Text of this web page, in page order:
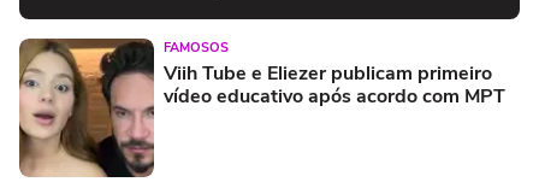
FAMOSOS
Viih Tube e Eliezer publicam primeiro
vídeo educativo após acordo com MPT